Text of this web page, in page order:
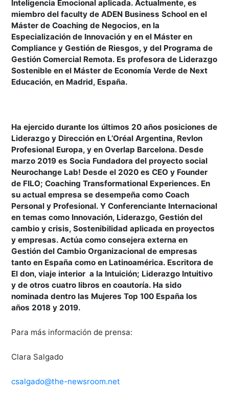
Inteligencia Emocional aplicada. Actualmente, es
miembro del faculty de ADEN Business School en el
Máster de Coaching de Negocios, en la
Especialización de Innovación y en el Máster en
Compliance y Gestión de Riesgos, y del Programa de
Gestión Comercial Remota. Es profesora de Liderazgo
Sostenible en el Máster de Economía Verde de Next
Educación, en Madrid, España.
Ha ejercido durante los últimos 20 años posiciones de
Liderazgo y Dirección en L’Oréal Argentina, Revlon
Profesional Europa, y en Overlap Barcelona. Desde
marzo 2019 es Socia Fundadora del proyecto social
Neurochange Lab! Desde el 2020 es CEO y Founder
de FILO; Coaching Transformational Experiences. En
su actual empresa se desempeña como Coach
Personal y Profesional. Y Conferenciante Internacional
en temas como Innovación, Liderazgo, Gestión del
cambio y crisis, Sostenibilidad aplicada en proyectos
y empresas. Actúa como consejera externa en
Gestión del Cambio Organizacional de empresas
tanto en España como en Latinoamérica. Escritora de
El don, viaje interior a la Intuición; Liderazgo Intuitivo
y de otros cuatro libros en coautoría. Ha sido
nominada dentro las Mujeres Top 100 España los
años 2018 y 2019.
Para más información de prensa:
Clara Salgado
csalgado@the-newsroom.net